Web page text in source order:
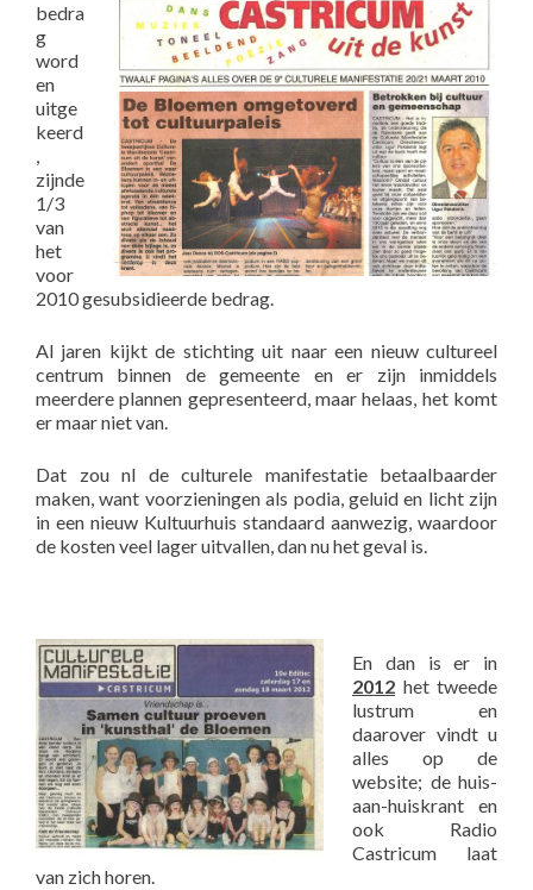
bedra
g
word
en
uitge
keerd
,
zijnde
1/3
van
het
voor
2010 gesubsidieerde bedrag.
Al jaren kijkt de stichting uit naar een nieuw cultureel
centrum binnen de gemeente en er zijn inmiddels
meerdere plannen gepresenteerd, maar helaas, het komt
er maar niet van.
Dat zou nl de culturele manifestatie betaalbaarder
maken, want voorzieningen als podia, geluid en licht zijn
in een nieuw Kultuurhuis standaard aanwezig, waardoor
de kosten veel lager uitvallen, dan nu het geval is.
En dan is er in
2012 het tweede
lustrum en
daarover vindt u
alles op de
website; de huis-
aan-huiskrant en
ook Radio
Castricum laat
van zich horen.